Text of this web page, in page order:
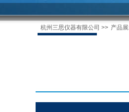
杭州三思仪器有限公司 >> 产品